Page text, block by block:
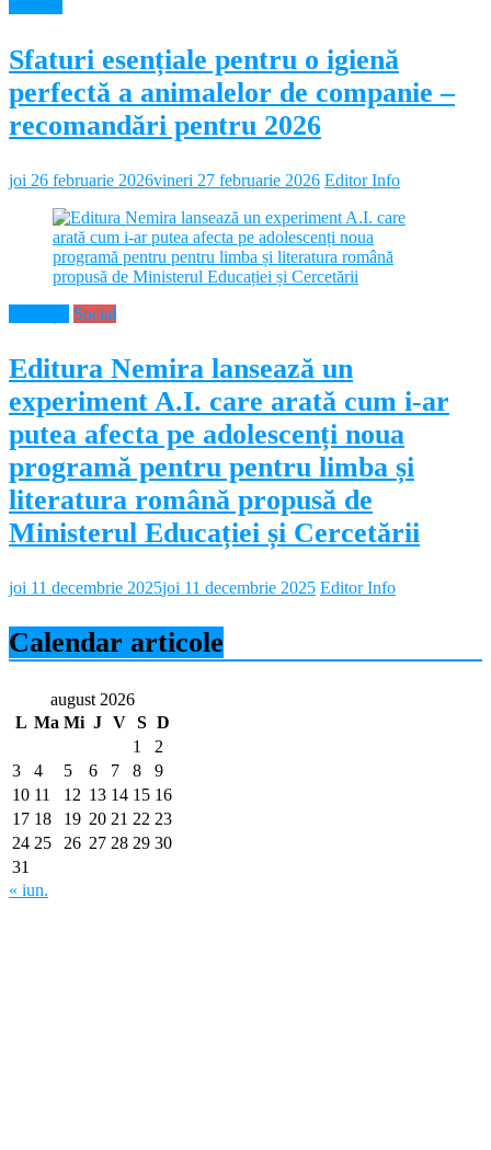
Sfaturi esențiale pentru o igienă
perfectă a animalelor de companie –
recomandări pentru 2026
joi 26 februarie 2026vineri 27 februarie 2026 Editor Info
Social
Editura Nemira lansează un
experiment A.I. care arată cum i-ar
putea afecta pe adolescenți noua
programă pentru pentru limba și
literatura română propusă de
Ministerul Educației și Cercetării
joi 11 decembrie 2025joi 11 decembrie 2025 Editor Info
Calendar articole
august 2026
L Ma Mi J V S D
1
2
3
4 5 6 7 8
9
10 11 12 13 14 15 16
17 18 19 20 21 22 23
24 25 26 27 28 29 30
31
« iun.